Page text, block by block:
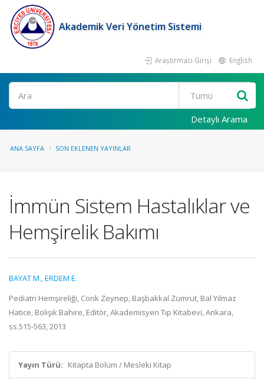
Akademik Veri Yönetim Sistemi
Araştırmacı Girişi English
Ara
Detaylı Arama
ANA SAYFA SON EKLENEN YAYINLAR
İmmün Sistem Hastalıklar ve
Hemşirelik Bakımı
BAYAT M.,ERDEM E.
Pediatri Hemşireliği, Conk Zeynep, Başbakkal Zümrüt, Bal Yılmaz
Hatice, Bolışık Bahire, Editör, Akademisyen Tıp Kitabevi, Ankara,
ss.515-563, 2013
Yayın Türü: Kitapta Bölüm / Mesleki Kitap